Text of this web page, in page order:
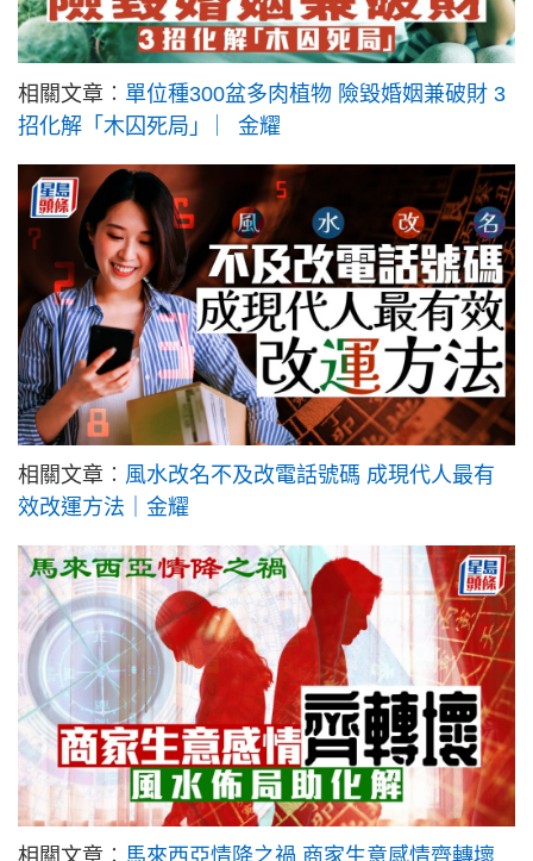
相關文章︰ 單位種300盆多肉植物 險毀婚姻兼破財 3
招化解「木囚死局」 ︳金耀
相關文章︰ 風水改名不及改電話號碼 成現代人最有
效改運方法｜金耀